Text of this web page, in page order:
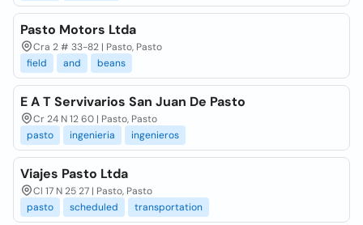
Pasto Motors Ltda
Cra 2 # 33-82 | Pasto, Pasto
field
and beans
E A T Servivarios San Juan De Pasto
Cr 24 N 12 60 | Pasto, Pasto
pasto
ingenieria ingenieros
Viajes Pasto Ltda
Cl 17 N 25 27 | Pasto, Pasto
pasto
scheduled transportation